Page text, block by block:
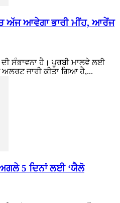
ਅੱਜ ਆਵੇਗਾ ਭਾਰੀ ਮੀਂਹ, ਆਰੇਂਜ
ਦੀ ਸੰਭਾਵਨਾ ਹੈ। ਪੂਰਬੀ ਮਾਲਵੇ ਲਈ
ਜਾਰੀ ਕੀਤਾ ਗਿਆ ਹੈ,...
5 ਦਿਨਾਂ ਲਈ ‘ਯੈਲੋ